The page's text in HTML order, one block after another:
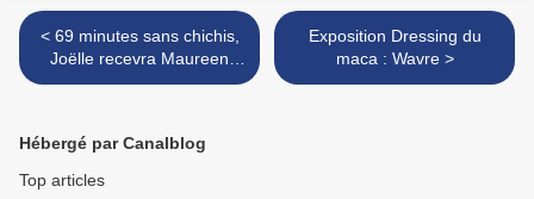
< 69 minutes sans chichis,
Joëlle recevra Maureen
Dor. ( sur ladeux TV)
Exposition Dressing du
maca : Wavre >
Hébergé par Canalblog
Top articles